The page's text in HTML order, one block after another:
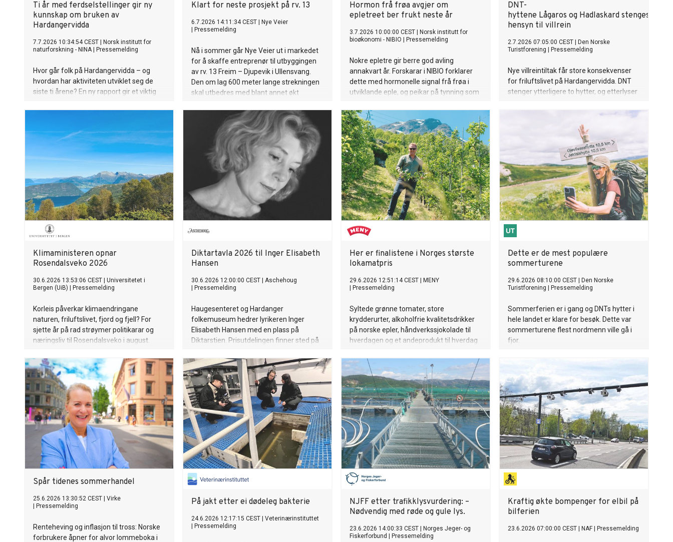
Ti år med ferdselstellinger gir ny
kunnskap om bruken av
Hardangervidda
7.7.2026 10:34:54 CEST
Norsk institutt for
naturforskning - NINA| Pressemelding
Hvor går folk på Hardangervidda – og
hvordan har aktiviteten utviklet seg de
siste ti årene? En ny rapport gir et viktig
Norges største villreinområde.
Klart for neste prosjekt på rv. 13
6.7.2026 14:11:34 CEST
Nye Veier
Pressemelding
Nå i sommer går Nye Veier ut i markedet
for å skaffe entreprenør til utbyggingen
av rv. 13 Freim – Djupevik i Ullensvang.
Den om lag 600 meter lange strekningen
skal utbedres med blant annet økt
fremkommelighet, økt trafikksikkerhet og
bedre sikring mot skred.
Hormon frå frøa avgjer om
epletreet ber frukt neste år
3.7.2026 10:00:00 CEST
Norsk institutt for
bioøkonomi - NIBIO
Pressemelding
Nokre epletre gir berre god avling
annakvart år. Forskarar i NIBIO forklarer
dette med hormonelle signal frå frøa i
utviklande eple, og peikar på tynning som
vekselbering.
DNT-
hyttene Lågaros og Hadlaskard stenges av
hensyn til villrein
2.7.2026 07:05:00 CEST
Den Norske
Turistforening
Pressemelding
Nye villreintiltak får store konsekvenser
for friluftslivet på Hardangervidda. DNT
stenger ytterligere to hytter, og etterlyser
Klimaministeren opnar
Rosendalsveko 2026
30.6.2026 13:53:06 CEST
Universitetet i
Bergen (UiB)
Pressemelding
Korleis påverkar klimaendringane
naturen, friluftslivet, fjord og fjell? For
sjette år på rad strøymer politikarar og
næringsliv til Rosendalsveko i august.
Diktartavla 2026 til Inger Elisabeth
Hansen
30.6.2026 12:00:00 CEST
Aschehoug
Pressemelding
Haugesenteret og Hardanger
folkemuseum hedrer lyrikeren Inger
Elisabeth Hansen med en plass på
Diktarstien. Prisutdelingen finner sted på
18. august kl. 18.00.
Her er finalistene i Norges største
lokamatpris
29.6.2026 12:51:14 CEST
MENY
Pressemelding
Syltede grønne tomater, store
krydderurter, alkoholfrie kvalitetsdrikker
på norske epler, håndverkssjokolade til
hverdagen og et andeprodukt til hverdag
lokalmatprodusenter er i finalen i MENYs
Matskattstipend 2026.
Dette er de mest populære
sommerturene
29.6.2026 08:10:00 CEST
Den Norske
Turistforening
Pressemelding
Sommerferien er i gang og DNTs hytter i
hele landet er klare for besøk. Dette var
sommerturene flest nordmenn ville gå i
fjor.
Spår tidenes sommerhandel
25.6.2026 13:30:52 CEST
Virke
Pressemelding
Renteheving og inflasjon til tross: Norske
forbrukere åpner for alvor lommeboka i
På jakt etter ei dødeleg bakterie
24.6.2026 12:17:15 CEST
Veterinærinstituttet
Pressemelding
NJFF etter trafikklysvurdering: –
Nødvendig med røde og gule lys.
23.6.2026 14:00:33 CEST
Norges Jeger- og
Fiskerforbund
Pressemelding
Kraftig økte bompenger for elbil på
bilferien
23.6.2026 07:00:00 CEST NAF Pressemelding